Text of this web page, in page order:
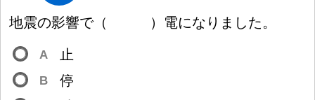
地震の影響で（ ） 電になりました。
A 止
B 停